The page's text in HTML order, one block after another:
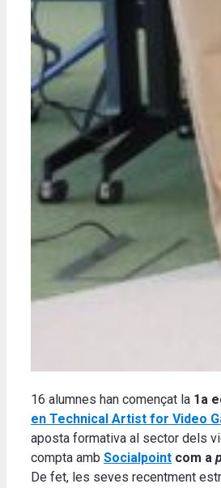
16 alumnes han començat la 1a
en Technical Artist for Video
aposta formativa al sector dels
compta amb Socialpoint com a
De fet, les seves recentment